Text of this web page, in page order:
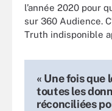
l’année 2020 pour
sur 360 Audience.
Truth indisponible
« Une fois que
toutes les
réconciliées